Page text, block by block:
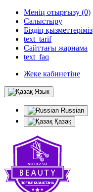
Менің отырғызу (0)
Салыстыру
Біздің қызметтеріміз
text_tarif
Сайттағы жарнама
text_faq
Жеке кабинетіне
Язык
Russian
Қазақ